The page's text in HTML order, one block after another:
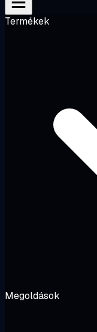
Termékek
Megoldások